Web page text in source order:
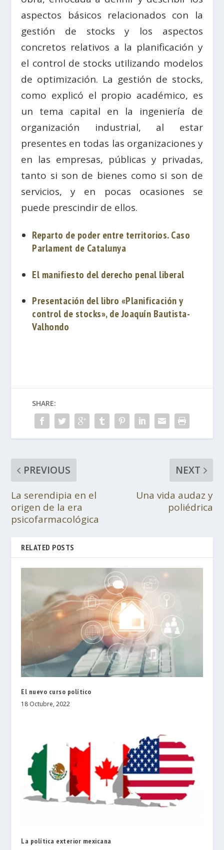
aspectos básicos relacionados con la
gestión de stocks y los aspectos
concretos relativos a la planificación y
el control de stocks utilizando modelos
de optimización. La gestión de stocks,
como explicó el propio académico, es
un tema capital en la ingeniería de
organización industrial, al estar
presentes en todas las organizaciones y
en las empresas, públicas y privadas,
tanto si son de bienes como si son de
servicios, y en pocas ocasiones se
puede prescindir de ellos.
Reparto de poder entre territorios. Caso
Parlament de Catalunya
El manifiesto del derecho penal liberal
Presentación del libro «Planificación y
control de stocks», de Joaquín Bautista-
Valhondo
SHARE:
PREVIOUS
La serendipia en el
origen de la era
psicofarmacológica
NEXT
Una vida audaz y
poliédrica
RELATED POSTS
El nuevo curso político
18 Octubre, 2022
La política exterior mexicana